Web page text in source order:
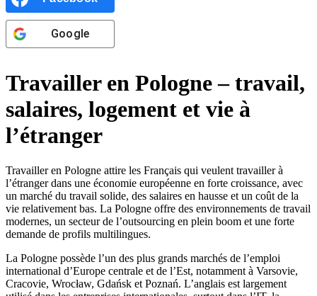
Google
Travailler en Pologne – travail,
salaires, logement et vie à
l’étranger
Travailler en Pologne attire les Français qui veulent travailler à
l’étranger dans une économie européenne en forte croissance, avec
un marché du travail solide, des salaires en hausse et un coût de la
vie relativement bas. La Pologne offre des environnements de travail
modernes, un secteur de l’outsourcing en plein boom et une forte
demande de profils multilingues.
La Pologne possède l’un des plus grands marchés de l’emploi
international d’Europe centrale et de l’Est, notamment à Varsovie,
Cracovie, Wrocław, Gdańsk et Poznań. L’anglais est largement